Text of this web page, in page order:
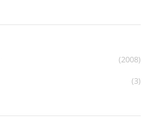
(2008)
(3)